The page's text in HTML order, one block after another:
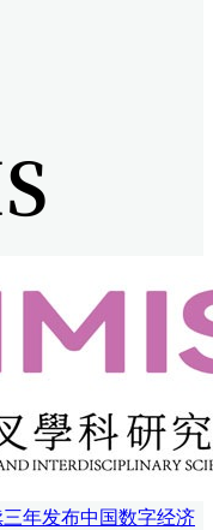
年发布中国数字经济